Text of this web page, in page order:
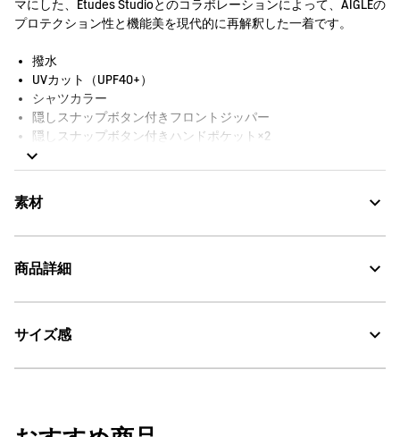
マにした、Études Studioとのコラボレーションによって、AIGLEの
プロテクション性と機能美を現代的に再解釈した一着です。
撥水
UVカット（UPF40+）
シャツカラー
隠しスナップボタン付きフロントジッパー
隠しスナップボタン付きハンドポケット×2
隠しスナップボタン付き胸ポケット×2
スナップボタンで調節可能な袖口
スナップボタン付きバックポケット×2
袖にAigle Expérience by Études Studio刺繍
素材
UV CUT：紫外線カット
漂白処理はできない。
商品詳細
・色：デューン (004)
サイズ感